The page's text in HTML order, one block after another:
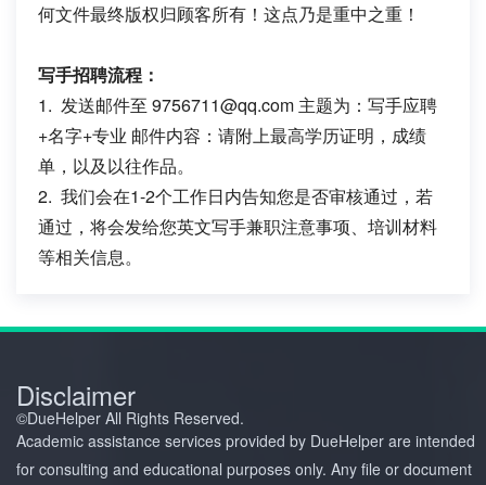
何文件最终版权归顾客所有！这点乃是重中之重！
写手招聘流程：
1. 发送邮件至 9756711@qq.com 主题为：写手应聘
+名字+专业 邮件内容：请附上最高学历证明，成绩
单，以及以往作品。
2. 我们会在1-2个工作日内告知您是否审核通过，若
通过，将会发给您英文写手兼职注意事项、培训材料
等相关信息。
Disclaimer
©️DueHelper All Rights Reserved.
Academic assistance services provided by DueHelper are intended
for consulting and educational purposes only. Any file or document